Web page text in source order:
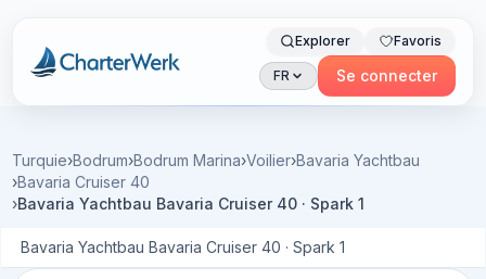
Charterwerk
Explorer Favoris
FR Se connecter
Turquie›Bodrum›Bodrum Marina›Voilier›Bavaria Yachtbau
›Bavaria Cruiser 40
›Bavaria Yachtbau Bavaria Cruiser 40 · Spark 1
Bavaria Yachtbau Bavaria Cruiser 40 · Spark 1